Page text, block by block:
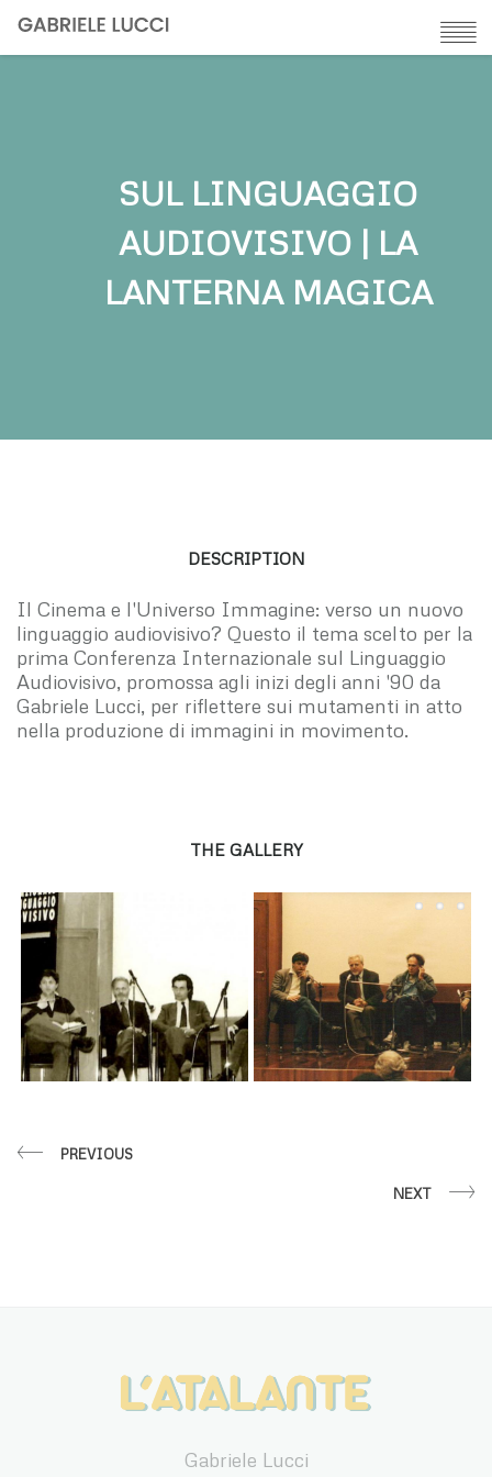
Skip
main
SUL LINGUAGGIO
AUDIOVISIVO | LA
LANTERNA MAGICA
DESCRIPTION
Il Cinema e l'Universo Immagine: verso un nuovo
linguaggio audiovisivo? Questo il tema scelto per la
prima Conferenza Internazionale sul Linguaggio
Audiovisivo, promossa agli inizi degli anni '90 da
Gabriele Lucci, per riflettere sui mutamenti in atto
nella produzione di immagini in movimento.
THE GALLERY
PREVIOUS
NEXT
Gabriele Lucci